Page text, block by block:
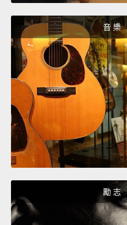
音 樂
勵 志